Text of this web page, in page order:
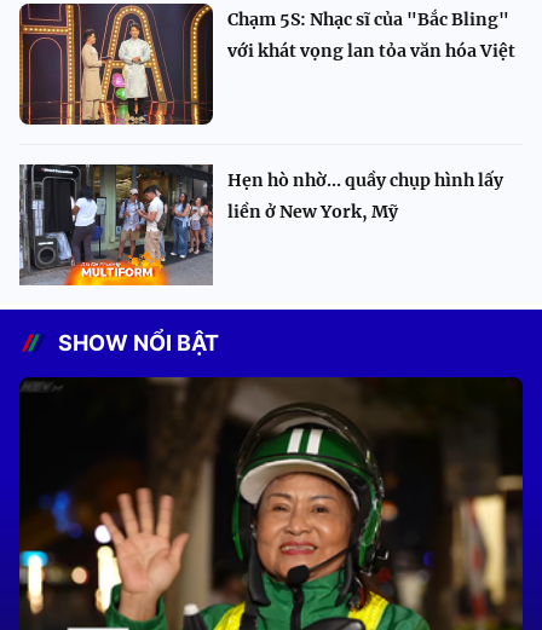
Chạm 5S: Nhạc sĩ của "Bắc Bling"
với khát vọng lan tỏa văn hóa Việt
Hẹn hò nhờ... quầy chụp hình lấy
liền ở New York, Mỹ
SHOW NỔI BẬT